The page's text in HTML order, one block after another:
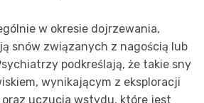
w okresie dojrzewania,
snów związanych z nagością lub
podkreślają, że takie sny
wynikającym z eksploracji
oraz uczucia wstydu, które jest